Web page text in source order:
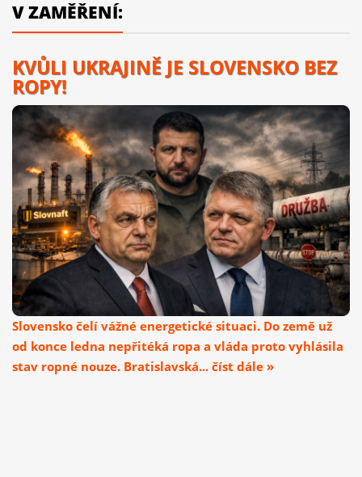
V ZAMĚŘENÍ:
KVŮLI UKRAJINĚ JE SLOVENSKO BEZ
ROPY!
Slovensko čelí vážné energetické situaci. Do země už
od konce ledna nepřitéká ropa a vláda proto vyhlásila
stav ropné nouze. Bratislavská... číst dále »